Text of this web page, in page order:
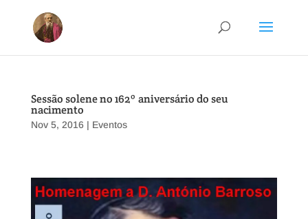
Sessão solene no 162º aniversário do seu
nacimento
Nov 5, 2016 | Eventos